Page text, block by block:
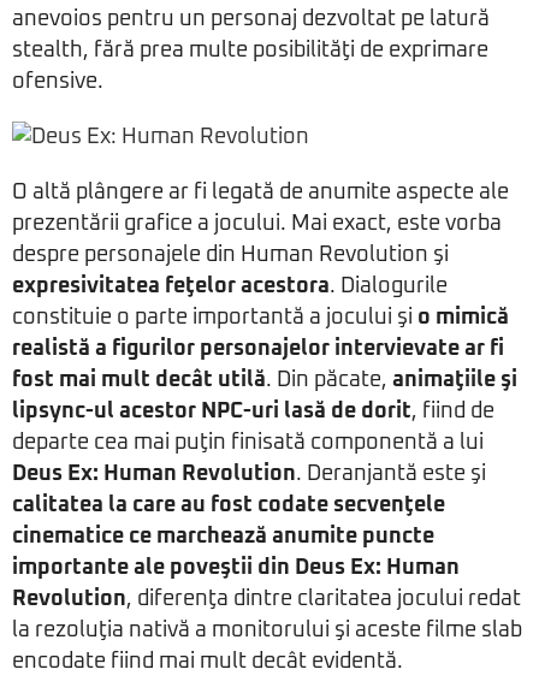
anevoios pentru un personaj dezvoltat pe latură
stealth, fără prea multe posibilităţi de exprimare
ofensive.
O altă plângere ar fi legată de anumite aspecte ale
prezentării grafice a jocului. Mai exact, este vorba
despre personajele din Human Revolution şi
expresivitatea feţelor acestora. Dialogurile
constituie o parte importantă a jocului şi o mimică
realistă a figurilor personajelor intervievate ar fi
fost mai mult decât utilă. Din păcate, animaţiile şi
lipsync-ul acestor NPC-uri lasă de dorit, fiind de
departe cea mai puţin finisată componentă a lui
Deus Ex: Human Revolution. Deranjantă este şi
calitatea la care au fost codate secvenţele
cinematice ce marchează anumite puncte
importante ale poveştii din Deus Ex: Human
Revolution, diferenţa dintre claritatea jocului redat
la rezoluţia nativă a monitorului şi aceste filme slab
encodate fiind mai mult decât evidentă.